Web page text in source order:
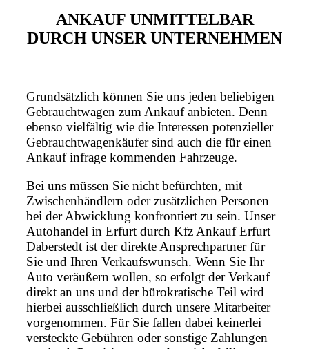
ANKAUF UNMITTELBAR
DURCH UNSER UNTERNEHMEN
Grundsätzlich können Sie uns jeden beliebigen
Gebrauchtwagen zum Ankauf anbieten. Denn
ebenso vielfältig wie die Interessen potenzieller
Gebrauchtwagenkäufer sind auch die für einen
Ankauf infrage kommenden Fahrzeuge.
Bei uns müssen Sie nicht befürchten, mit
Zwischenhändlern oder zusätzlichen Personen
bei der Abwicklung konfrontiert zu sein. Unser
Autohandel in Erfurt durch Kfz Ankauf Erfurt
Daberstedt ist der direkte Ansprechpartner für
Sie und Ihren Verkaufswunsch. Wenn Sie Ihr
Auto veräußern wollen, so erfolgt der Verkauf
direkt an uns und der bürokratische Teil wird
hierbei ausschließlich durch unsere Mitarbeiter
vorgenommen. Für Sie fallen dabei keinerlei
versteckte Gebühren oder sonstige Zahlungen